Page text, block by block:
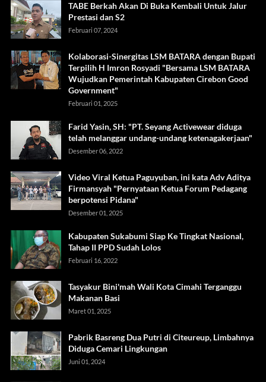
TABE Berkah Akan Di Buka Kembali Untuk Jalur
Prestasi dan S2
Februari 07, 2024
Kolaborasi-Sinergitas LSM BATARA dengan Bupati
Terpilih H Imron Rosyadi "Bersama LSM BATARA
Wujudkan Pemerintah Kabupaten Cirebon Good
Government"
Februari 01, 2025
Farid Yasin, SH: "PT. Seyang Activewear diduga
telah melanggar undang-undang ketenagakerjaan"
Desember 06, 2022
Video Viral Ketua Paguyuban, ini kata Adv Aditya
Firmansyah "Pernyataan Ketua Forum Pedagang
berpotensi Pidana"
Desember 01, 2025
Kabupaten Sukabumi Siap Ke Tingkat Nasional,
Tahap II PPD Sudah Lolos
Februari 16, 2022
Tasyakur Bini'mah Wali Kota Cimahi Terganggu
Makanan Basi
Maret 01, 2025
Pabrik Basreng Dua Putri di Citeureup, Limbahnya
Diduga Cemari Lingkungan
Juni 01, 2024